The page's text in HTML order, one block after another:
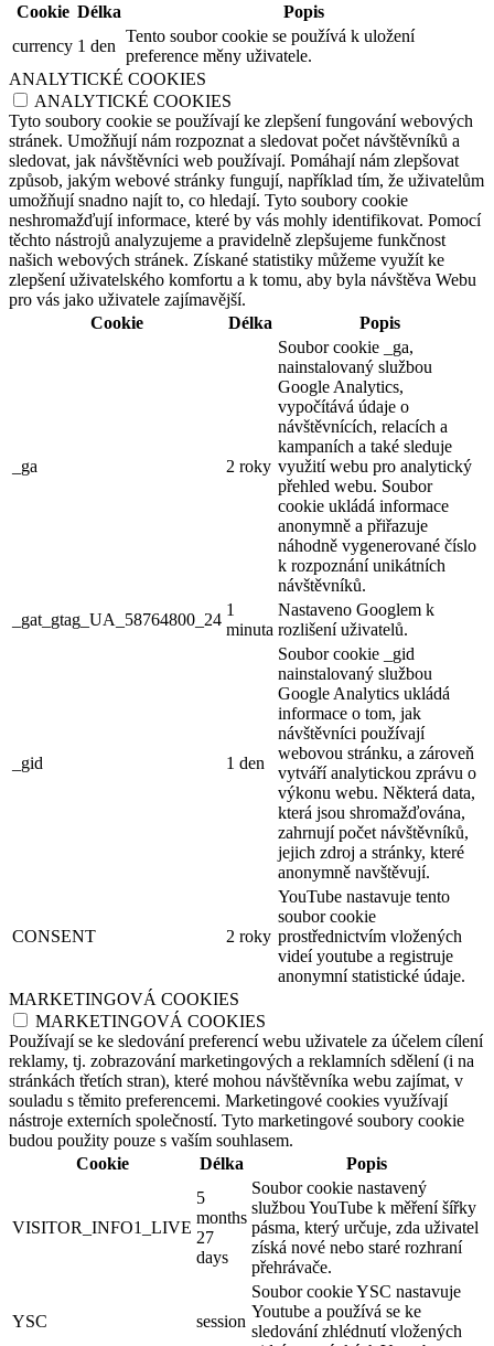
Cookie Délka
Popis
currency 1 den
Tento soubor cookie se používá k uložení
preference měny uživatele.
ANALYTICKÉ COOKIES
ANALYTICKÉ COOKIES
Tyto soubory cookie se používají ke zlepšení fungování webových
stránek. Umožňují nám rozpoznat a sledovat počet návštěvníků a
sledovat, jak návštěvníci web používají. Pomáhají nám zlepšovat
způsob, jakým webové stránky fungují, například tím, že uživatelům
umožňují snadno najít to, co hledají. Tyto soubory cookie
neshromažďují informace, které by vás mohly identifikovat. Pomocí
těchto nástrojů analyzujeme a pravidelně zlepšujeme funkčnost
našich webových stránek. Získané statistiky můžeme využít ke
zlepšení uživatelského komfortu a k tomu, aby byla návštěva Webu
pro vás jako uživatele zajímavější.
Cookie
Délka Popis
_ga 2 roky
Soubor cookie _ga,
nainstalovaný službou
Google Analytics,
vypočítává údaje o
návštěvnících, relacích a
kampaních a také sleduje
využití webu pro analytický
přehled webu. Soubor
cookie ukládá informace
anonymně a přiřazuje
náhodně vygenerované číslo
k rozpoznání unikátních
návštěvníků.
_gat_gtag_UA_58764800_24
1
minuta
Nastaveno Googlem k
rozlišení uživatelů.
_gid 1 den
Soubor cookie _gid
nainstalovaný službou
Google Analytics ukládá
informace o tom, jak
návštěvníci používají
webovou stránku, a zároveň
vytváří analytickou zprávu o
výkonu webu. Některá data,
která jsou shromažďována,
zahrnují počet návštěvníků,
jejich zdroj a stránky, které
anonymně navštěvují.
CONSENT 2 roky
YouTube nastavuje tento
soubor cookie
prostřednictvím vložených
videí youtube a registruje
anonymní statistické údaje.
MARKETINGOVÁ COOKIES
MARKETINGOVÁ COOKIES
Používají se ke sledování preferencí webu uživatele za účelem cílení
reklamy, tj. zobrazování marketingových a reklamních sdělení (i na
stránkách třetích stran), které mohou návštěvníka webu zajímat, v
souladu s těmito preferencemi. Marketingové cookies využívají
nástroje externích společností. Tyto marketingové soubory cookie
budou použity pouze s vaším souhlasem.
Cookie
Délka Popis
VISITOR_INFO1_LIVE
5
months
27
days
Soubor cookie nastavený
službou YouTube k měření šířky
pásma, který určuje, zda uživatel
získá nové nebo staré rozhraní
přehrávače.
YSC session
Soubor cookie YSC nastavuje
Youtube a používá se ke
sledování zhlédnutí vložených